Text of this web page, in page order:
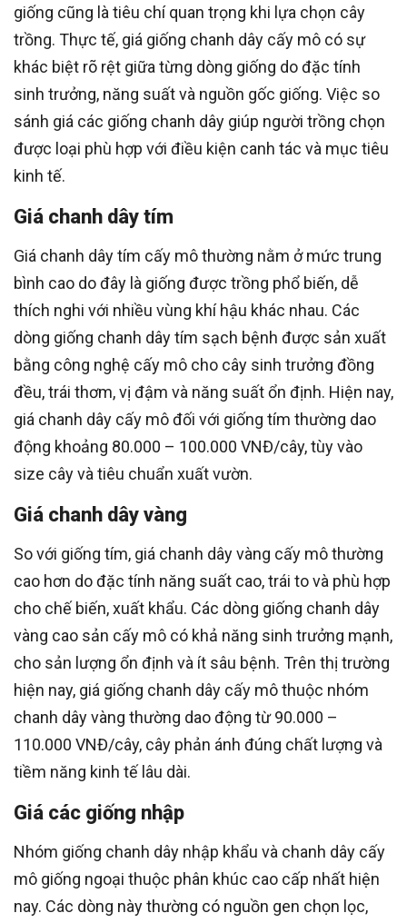
giống cũng là tiêu chí quan trọng khi lựa chọn cây
trồng. Thực tế, giá giống chanh dây cấy mô có sự
khác biệt rõ rệt giữa từng dòng giống do đặc tính
sinh trưởng, năng suất và nguồn gốc giống. Việc so
sánh giá các giống chanh dây giúp người trồng chọn
được loại phù hợp với điều kiện canh tác và mục tiêu
kinh tế.
Giá chanh dây tím
Giá chanh dây tím cấy mô thường nằm ở mức trung
bình cao do đây là giống được trồng phổ biến, dễ
thích nghi với nhiều vùng khí hậu khác nhau. Các
dòng giống chanh dây tím sạch bệnh được sản xuất
bằng công nghệ cấy mô cho cây sinh trưởng đồng
đều, trái thơm, vị đậm và năng suất ổn định. Hiện nay,
giá chanh dây cấy mô đối với giống tím thường dao
động khoảng 80.000 – 100.000 VNĐ/cây, tùy vào
size cây và tiêu chuẩn xuất vườn.
Giá chanh dây vàng
So với giống tím, giá chanh dây vàng cấy mô thường
cao hơn do đặc tính năng suất cao, trái to và phù hợp
cho chế biến, xuất khẩu. Các dòng giống chanh dây
vàng cao sản cấy mô có khả năng sinh trưởng mạnh,
cho sản lượng ổn định và ít sâu bệnh. Trên thị trường
hiện nay, giá giống chanh dây cấy mô thuộc nhóm
chanh dây vàng thường dao động từ 90.000 –
110.000 VNĐ/cây, cây phản ánh đúng chất lượng và
tiềm năng kinh tế lâu dài.
Giá các giống nhập
Nhóm giống chanh dây nhập khẩu và chanh dây cấy
mô giống ngoại thuộc phân khúc cao cấp nhất hiện
nay. Các dòng này thường có nguồn gen chọn lọc,